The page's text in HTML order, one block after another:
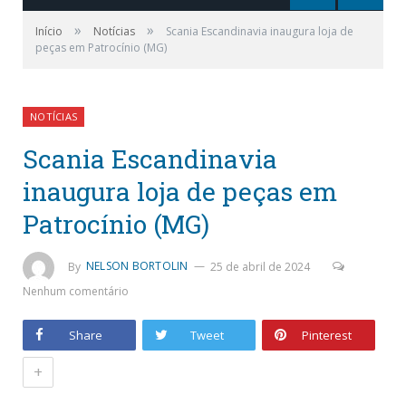
Início » Notícias »
Scania Escandinavia inaugura loja de
peças em Patrocínio (MG)
NOTÍCIAS
Scania Escandinavia
inaugura loja de peças em
Patrocínio (MG)
By NELSON BORTOLIN
25 de abril de 2024
Nenhum comentário
Share Tweet Pinterest
+